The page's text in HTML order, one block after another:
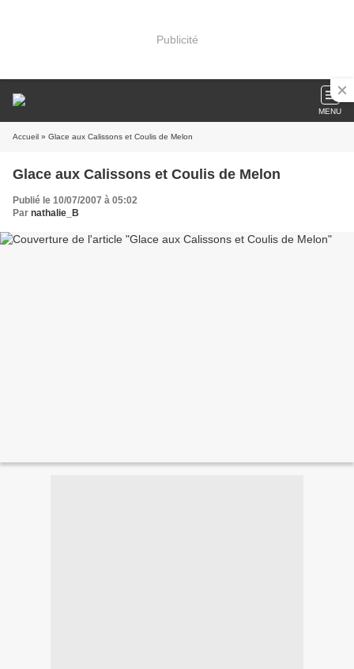
Publicité
MENU
Accueil » Glace aux Calissons et Coulis de Melon
Glace aux Calissons et Coulis de Melon
Publié le 10/07/2007 à 05:02
Par nathalie_B